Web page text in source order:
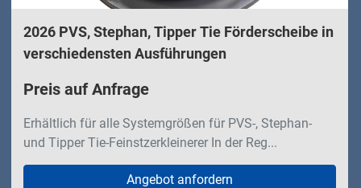
2026 PVS, Stephan, Tipper Tie Förderscheibe in
verschiedensten Ausführungen
Preis auf Anfrage
Erhältlich für alle Systemgrößen für PVS-, Stephan-
und Tipper Tie-Feinstzerkleinerer In der Reg...
Angebot anfordern